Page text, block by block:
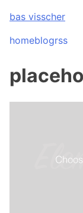
to
content
bas visscher
homeblogrss